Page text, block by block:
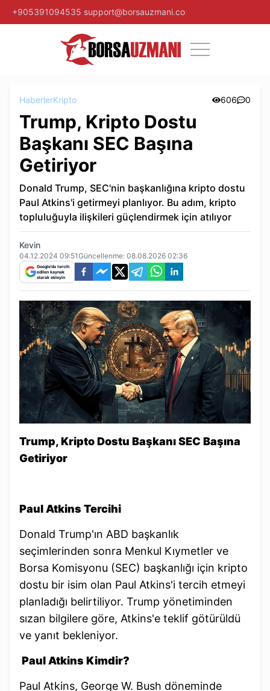
+905391094535 support@borsauzmani.co
HaberlerKripto 606 0
Trump, Kripto Dostu
Başkanı SEC Başına
Getiriyor
Donald Trump, SEC'nin başkanlığına kripto dostu
Paul Atkins'i getirmeyi planlıyor. Bu adım, kripto
topluluğuyla ilişkileri güçlendirmek için atılıyor
Kevin
04.12.2024 09:51Güncellenme: 08.08.2026 02:36
Google'da tercih
edilen kaynak
olarak ekleyin
Trump, Kripto Dostu Başkanı SEC Başına
Getiriyor
Paul Atkins Tercihi
Donald Trump'ın ABD başkanlık
seçimlerinden sonra Menkul Kıymetler ve
Borsa Komisyonu (SEC) başkanlığı için kripto
dostu bir isim olan Paul Atkins'i tercih etmeyi
planladığı belirtiliyor. Trump yönetiminden
sızan bilgilere göre, Atkins'e teklif götürüldü
ve yanıt bekleniyor.
Paul Atkins Kimdir?
Paul Atkins, George W. Bush döneminde